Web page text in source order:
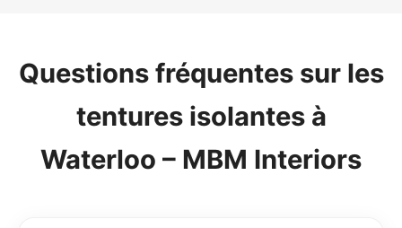
Questions fréquentes sur les
tentures isolantes à
Waterloo – MBM Interiors